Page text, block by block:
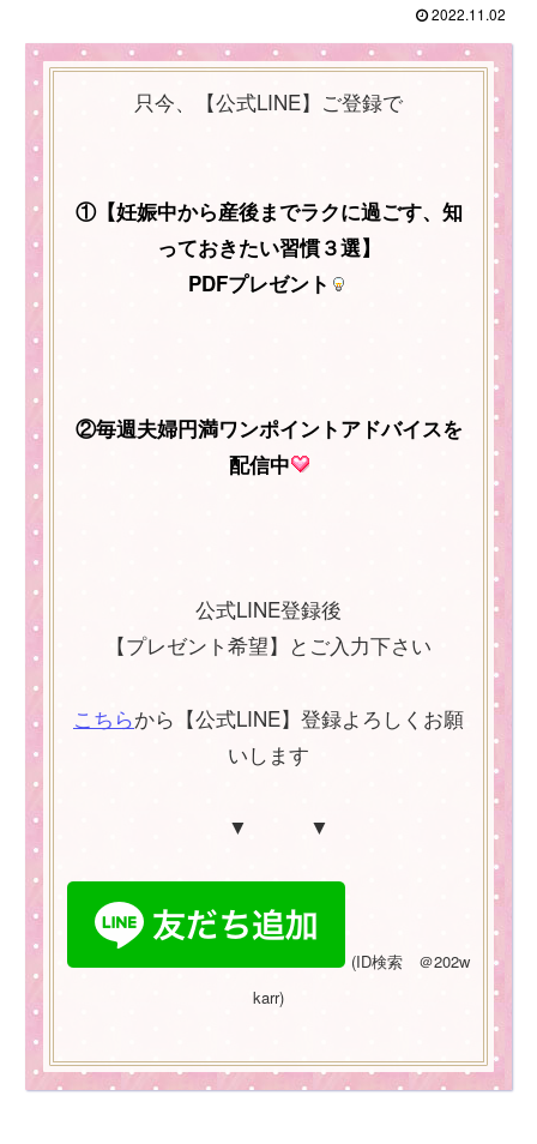
2022.11.02
只今、【公式LINE】ご登録で
①【妊娠中から産後までラクに過ごす、知
っておきたい習慣３選】
PDFプレゼント
②毎週夫婦円満ワンポイントアドバイスを
配信中
公式LINE登録後
【プレゼント希望】とご入力下さい
こちらから【公式LINE】登録よろしくお願
いします
▼ ▼
(ID検索 ＠202w
karr)